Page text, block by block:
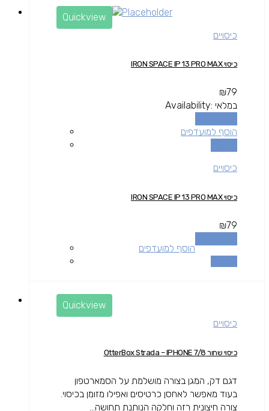
Quickview
כיסויים
כיסוי IRON SPACE IP 13 PRO MAX
₪79
Availability: במלאי
הוסף למועדפים
כיסויים
כיסוי IRON SPACE IP 13 PRO MAX
₪79
הוסף למועדפים
Quickview
כיסויים
כיסוי שחור OtterBox Strada – IPHONE 7/8
דגם דק, המגן בצורה מושלמת על הסמארטפון
בעוד מאפשר לאחסן כרטיסים ואפילו מזומן בכיסוי.
צורה חיצונית רזה וחלקה הנותנת תחושה...